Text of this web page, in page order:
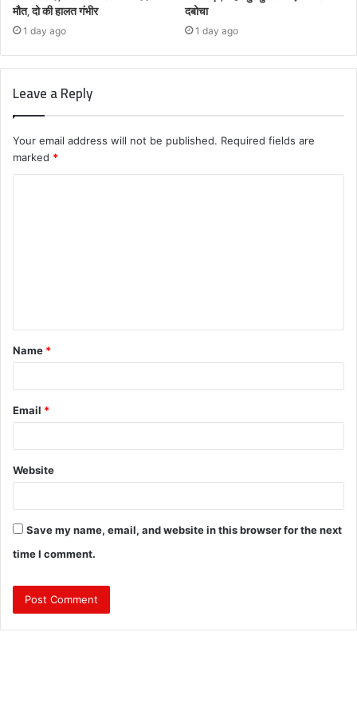
मौत, दो की हालत गंभीर
1 day ago
दबोचा
1 day ago
Leave a Reply
Your email address will not be published. Required fields are
marked *
t
*
Name *
Email *
Website
Save my name, email, and website in this browser for the next
time I comment.